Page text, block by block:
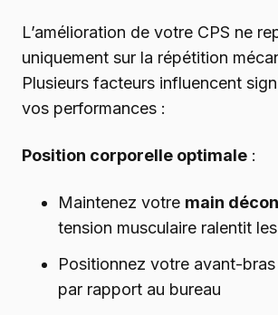
L’amélioration de votre CPS ne
uniquement sur la répétition
Plusieurs facteurs influencent
vos performances :
Position corporelle optimale :
Maintenez votre main
tension musculaire ralentit
Positionnez votre avant-bras
par rapport au bureau